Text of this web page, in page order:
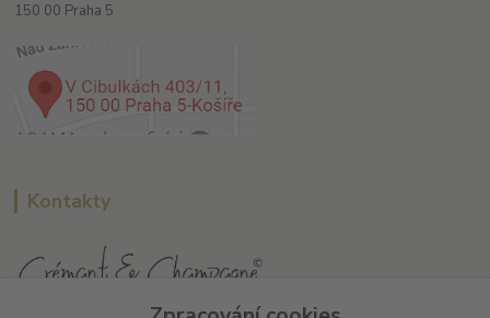
150 00 Praha 5
Kontakty